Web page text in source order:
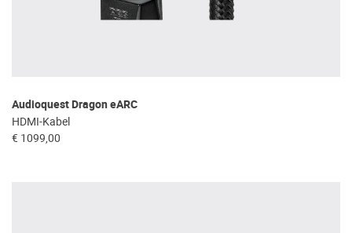
Audioquest Dragon eARC
HDMI-Kabel
€ 1099,00